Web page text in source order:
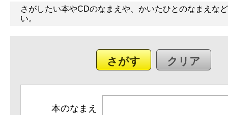
さがしたい本やCDのなまえや、かいたひとのなまえな
い。
本のなまえ